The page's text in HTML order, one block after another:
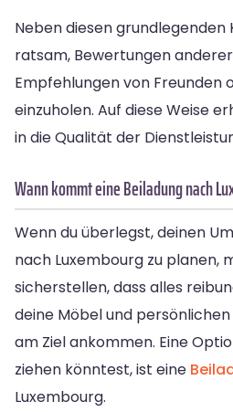
Neben diesen grundlegenden
ratsam, Bewertungen
Empfehlungen von Freunden
einzuholen. Auf diese Weise
in die Qualität der
Wann kommt eine Beiladung nach
Wenn du überlegst, deinen
nach Luxembourg zu planen,
sicherstellen, dass alles
deine Möbel und
am Ziel ankommen. Eine
ziehen könntest, ist eine
Luxembourg.